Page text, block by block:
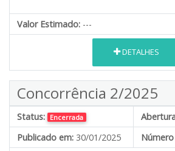
Valor Estimado: ---
DETALHES
Concorrência 2/2025
Status: Encerrada
Publicado em: 30/01/2025